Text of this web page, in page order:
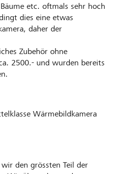
etc. oftmals sehr hoch
dies eine etwas
daher der
Zubehör ohne
2500.- und wurden bereits
Wärmebildkamera
den grössten Teil der